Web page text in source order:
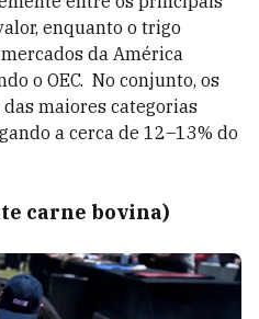
enquanto o trigo
da América
o OEC. No conjunto, os
maiores categorias
a cerca de 12–13% do
carne bovina)